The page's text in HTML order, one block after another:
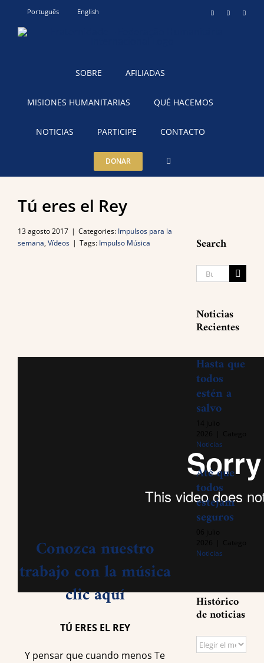
content
Português English InstagramYouTube
SOBRE AFILIADAS
MISIONES HUMANITARIAS QUÉ HACEMOS
NOTICIAS PARTICIPE CONTACTO
DONAR
Tú eres el Rey
13 agosto 2017 | Categories: Impulsos para la
semana,Vídeos | Tags: Impulso Música
Conozca nuestro
trabajo con la música
clic aquí
TÚ ERES EL REY
Y pensar que cuando menos Te
Search
Search
Noticias
Recientes
Hasta que
todos
estén a
salvo
Noticias
Até que
todos
estejam
seguros
Noticias
Histórico
de noticias
Histórico